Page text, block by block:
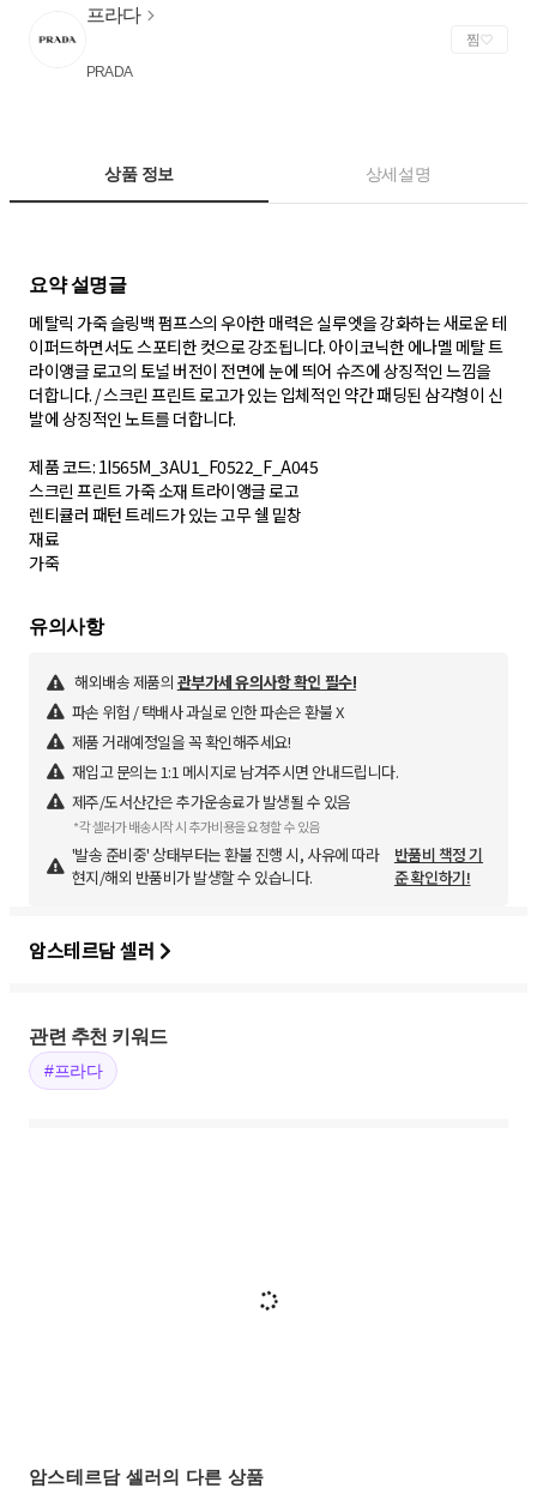
프라다
PRADA
찜
상품 정보 상세설명
요약 설명글
메탈릭 가죽 슬링백 펌프스의 우아한 매력은 실루엣을 강화하는 새로운 테
이퍼드하면서도 스포티한 컷으로 강조됩니다. 아이코닉한 에나멜 메탈 트
라이앵글 로고의 토널 버전이 전면에 눈에 띄어 슈즈에 상징적인 느낌을
더합니다. / 스크린 프린트 로고가 있는 입체적인 약간 패딩된 삼각형이 신
발에 상징적인 노트를 더합니다.
제품 코드: 1I565M_3AU1_F0522_F_A045
스크린 프린트 가죽 소재 트라이앵글 로고
렌티큘러 패턴 트레드가 있는 고무 쉘 밑창
재료
가죽
유의사항
해외배송 제품의 관부가세 유의사항 확인 필수!
파손 위험 / 택배사 과실로 인한 파손은 환불 X
제품 거래예정일을 꼭 확인해주세요!
재입고 문의는 1:1 메시지로 남겨주시면 안내드립니다.
제주/도서산간은 추가운송료가 발생될 수 있음
*각 셀러가 배송시작 시 추가비용을 요청할 수 있음
'발송 준비중' 상태부터는 환불 진행 시, 사유에 따라
현지/해외 반품비가 발생할 수 있습니다.
반품비 책정 기
준 확인하기!
암스테르담 셀러
관련 추천 키워드
#프라다
암스테르담 셀러의 다른 상품